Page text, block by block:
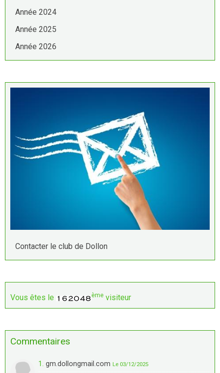
Année 2024
Année 2025
Année 2026
Contacter le club de Dollon
Vous êtes le ème visiteur
Commentaires
1. gm.dollongmail.com Le 03/12/2025